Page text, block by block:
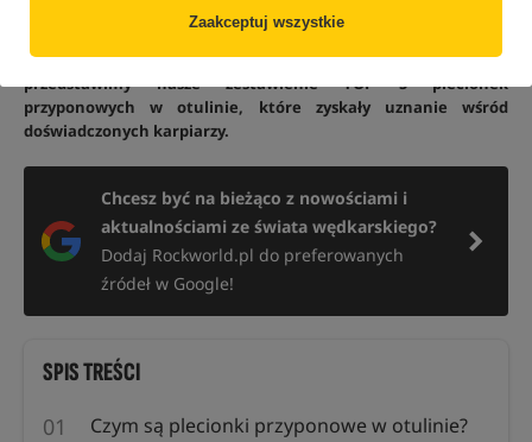
Zaakceptuj wszystkie
właściwości maskujące, co sprawia, że są niezwykle skuteczne
w różnych warunkach łowiskowych. W tym wpisie przybliżymy
Ci, dlaczego warto postawić na tego typu plecionki oraz
przedstawimy nasze zestawienie TOP 5 plecionek
przyponowych w otulinie, które zyskały uznanie wśród
doświadczonych karpiarzy.
Chcesz być na bieżąco z nowościami i
aktualnościami ze świata wędkarskiego?
Dodaj Rockworld.pl do preferowanych
źródeł w Google!
SPIS TREŚCI
Czym są plecionki przyponowe w otulinie?